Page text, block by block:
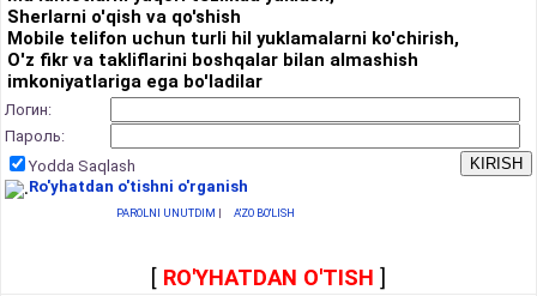
Sherlarni o'qish va qo'shish
Mobile telifon uchun turli hil yuklamalarni ko'chirish,
O'z fikr va takliflarini boshqalar bilan almashish
imkoniyatlariga ega bo'ladilar
Логин:
Пароль:
Yodda Saqlash
Ro'yhatdan o'tishni o'rganish
PAROLNI UNUTDIM | A'ZO BO'LISH
[ RO'YHATDAN O'TISH ]